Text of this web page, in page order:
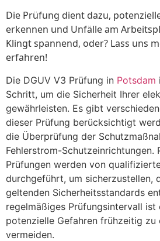
Die Prüfung dient dazu,
erkennen und Unfälle am
Klingt spannend, oder? Lass uns
erfahren!
Die DGUV V3 Prüfung in Potsdam
Schritt, um die Sicherheit Ihrer
gewährleisten. Es gibt
dieser Prüfung berücksichtigt
die Überprüfung der
Fehlerstrom-Schutzeinrichtungen.
Prüfungen werden von
durchgeführt, um sicherzustellen,
geltenden Sicherheitsstandards
regelmäßiges Prüfungsintervall ist
potenzielle Gefahren frühzeitig zu
vermeiden.